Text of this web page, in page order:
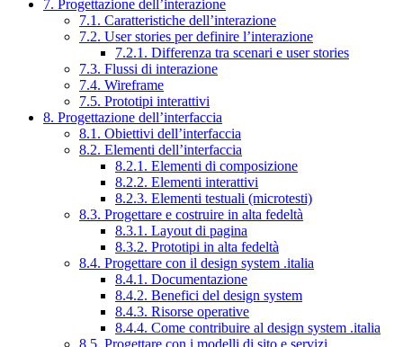
7. Progettazione dell’interazione
7.1. Caratteristiche dell’interazione
7.2. User stories per definire l’interazione
7.2.1. Differenza tra scenari e user stories
7.3. Flussi di interazione
7.4. Wireframe
7.5. Prototipi interattivi
8. Progettazione dell’interfaccia
8.1. Obiettivi dell’interfaccia
8.2. Elementi dell’interfaccia
8.2.1. Elementi di composizione
8.2.2. Elementi interattivi
8.2.3. Elementi testuali (microtesti)
8.3. Progettare e costruire in alta fedeltà
8.3.1. Layout di pagina
8.3.2. Prototipi in alta fedeltà
8.4. Progettare con il design system .italia
8.4.1. Documentazione
8.4.2. Benefici del design system
8.4.3. Risorse operative
8.4.4. Come contribuire al design system .italia
8.5. Progettare con i modelli di sito e servizi